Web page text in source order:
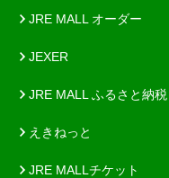
JRE MALL オーダー
JEXER
JRE MALL ふるさと納税
えきねっと
JRE MALLチケット